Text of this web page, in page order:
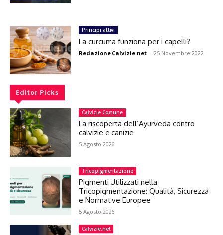
Principi attivi
La curcuma funziona per i capelli?
Redazione Calvizie.net - 25 Novembre 2022
Editor Picks
Calvizie Comune
La riscoperta dell’Ayurveda contro
calvizie e canizie
5 Agosto 2026
Tricopigmentazione
Pigmenti Utilizzati nella
Tricopigmentazione: Qualità, Sicurezza
e Normative Europee
5 Agosto 2026
Calvizie.net